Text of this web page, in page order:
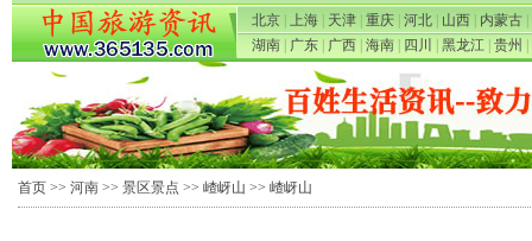
北京 上海 天津 重庆 河北 山西 内蒙古
湖南
广东 广西 海南 四川 黑龙江 贵州
首页 >> 河南 >> 景区景点 >> 嵖岈山 >> 嵖岈山